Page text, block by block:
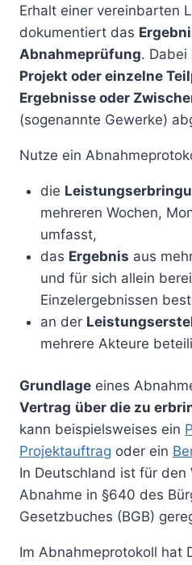
Erhalt einer vereinbarten
dokumentiert das
Abnahmeprüfung. Dabei
Projekt oder einzelne
Ergebnisse oder
(sogenannte Gewerke)
Nutze ein
die
mehreren Wochen,
umfasst,
das Ergebnis aus
und für sich allein
Einzelergebnissen
an der
mehrere Akteure
Grundlage eines
Vertrag über die zu
kann beispielsweises ein
Projektauftrag oder ein
In Deutschland ist für den
Abnahme in §640 des
Gesetzbuches (BGB)
Im Abnahmeprotokoll hat